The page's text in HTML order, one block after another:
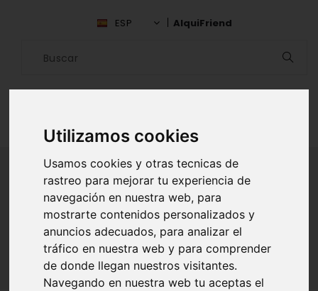
Utilizamos cookies
Usamos cookies y otras tecnicas de
rastreo para mejorar tu experiencia de
navegación en nuestra web, para
mostrarte contenidos personalizados y
anuncios adecuados, para analizar el
tráfico en nuestra web y para comprender
de donde llegan nuestros visitantes.
Navegando en nuestra web tu aceptas el
ESP AlquiFriend
ALQUILAR AMIGO
Inicio Amigos Madrid Juan Perez